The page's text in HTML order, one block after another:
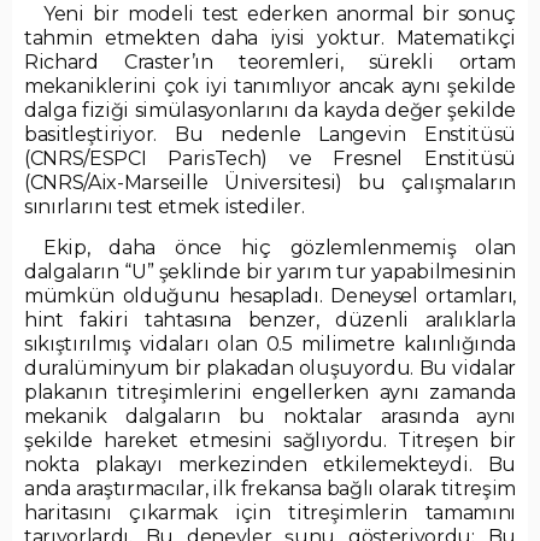
Yeni bir modeli test ederken anormal bir sonuç
tahmin etmekten daha iyisi yoktur. Matematikçi
Richard Craster’ın teoremleri, sürekli ortam
mekaniklerini çok iyi tanımlıyor ancak aynı şekilde
dalga fiziği simülasyonlarını da kayda değer şekilde
basitleştiriyor. Bu nedenle Langevin Enstitüsü
(CNRS/ESPCI ParisTech) ve Fresnel Enstitüsü
(CNRS/Aix-Marseille Üniversitesi) bu çalışmaların
sınırlarını test etmek istediler.
Ekip, daha önce hiç gözlemlenmemiş olan
dalgaların “U” şeklinde bir yarım tur yapabilmesinin
mümkün olduğunu hesapladı. Deneysel ortamları,
hint fakiri tahtasına benzer, düzenli aralıklarla
sıkıştırılmış vidaları olan 0.5 milimetre kalınlığında
duralüminyum bir plakadan oluşuyordu. Bu vidalar
plakanın titreşimlerini engellerken aynı zamanda
mekanik dalgaların bu noktalar arasında aynı
şekilde hareket etmesini sağlıyordu. Titreşen bir
nokta plakayı merkezinden etkilemekteydi. Bu
anda araştırmacılar, ilk frekansa bağlı olarak titreşim
haritasını çıkarmak için titreşimlerin tamamını